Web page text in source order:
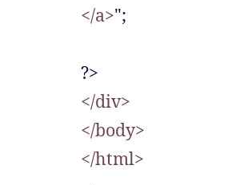
</a>";
?>
</div>
</body>
</html>